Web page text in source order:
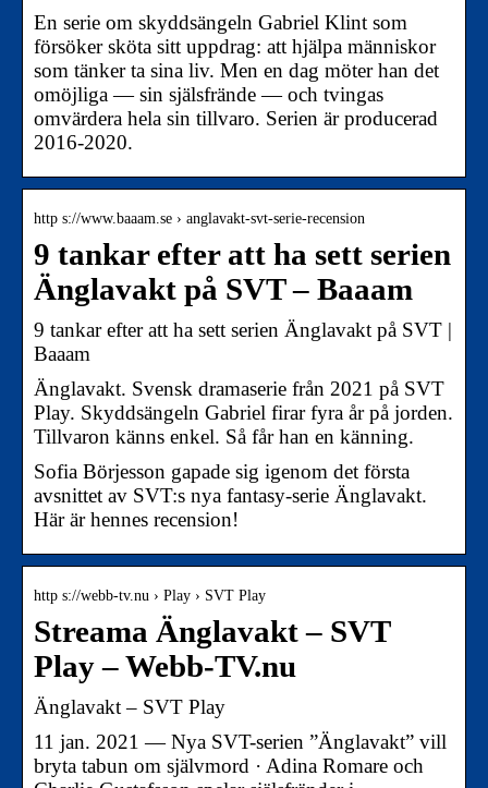
En serie om skyddsängeln Gabriel Klint som
försöker sköta sitt uppdrag: att hjälpa människor
som tänker ta sina liv. Men en dag möter han det
omöjliga — sin själsfrände — och tvingas
omvärdera hela sin tillvaro. Serien är producerad
2016-2020.
http s://www.baaam.se › anglavakt-svt-serie-recension
9 tankar efter att ha sett serien
Änglavakt på SVT – Baaam
9 tankar efter att ha sett serien Änglavakt på SVT |
Baaam
Änglavakt. Svensk dramaserie från 2021 på SVT
Play. Skyddsängeln Gabriel firar fyra år på jorden.
Tillvaron känns enkel. Så får han en känning.
Sofia Börjesson gapade sig igenom det första
avsnittet av SVT:s nya fantasy-serie Änglavakt.
Här är hennes recension!
http s://webb-tv.nu › Play › SVT Play
Streama Änglavakt – SVT
Play – Webb-TV.nu
Änglavakt – SVT Play
11 jan. 2021 — Nya SVT-serien ”Änglavakt” vill
bryta tabun om självmord · Adina Romare och